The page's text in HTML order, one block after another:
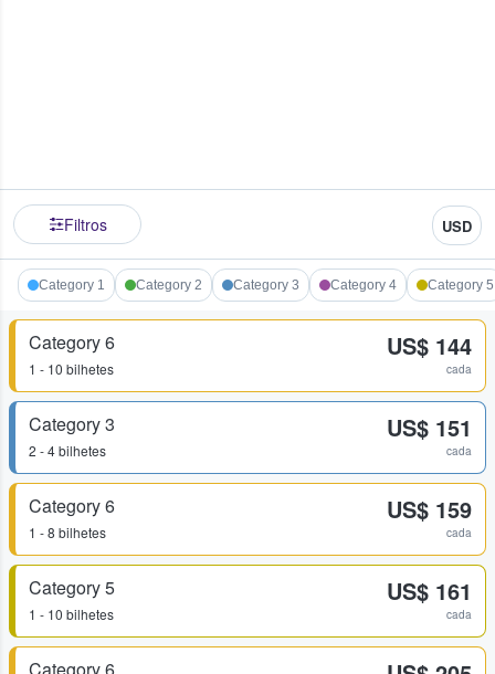
Filtros USD
Category 1 Category 2 Category 3 Category 4 Category 5
Category 6
1 - 10 bilhetes
US$ 144
cada
Category 3
2 - 4 bilhetes
US$ 151
cada
Category 6
1 - 8 bilhetes
US$ 159
cada
Category 5
1 - 10 bilhetes
US$ 161
cada